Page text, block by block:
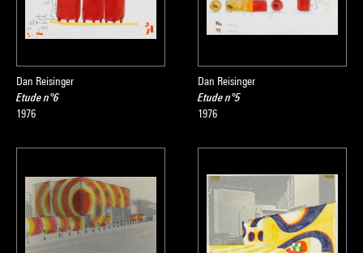
Dan Reisinger
Etude n°6
1976
Dan Reisinger
Etude n°5
1976